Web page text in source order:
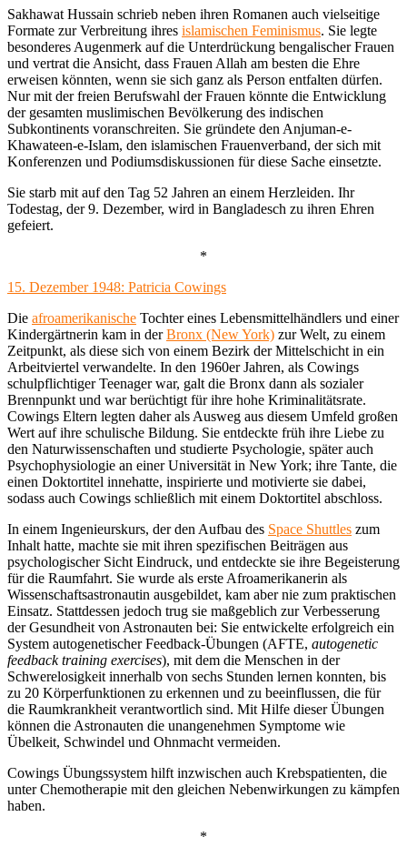
Sakhawat Hussain schrieb neben ihren Romanen auch vielseitige
Formate zur Verbreitung ihres islamischen Feminismus. Sie legte
besonderes Augenmerk auf die Unterdrückung bengalischer Frauen
und vertrat die Ansicht, dass Frauen Allah am besten die Ehre
erweisen könnten, wenn sie sich ganz als Person entfalten dürfen.
Nur mit der freien Berufswahl der Frauen könnte die Entwicklung
der gesamten muslimischen Bevölkerung des indischen
Subkontinents voranschreiten. Sie gründete den Anjuman-e-
Khawateen-e-Islam, den islamischen Frauenverband, der sich mit
Konferenzen und Podiumsdiskussionen für diese Sache einsetzte.
Sie starb mit auf den Tag 52 Jahren an einem Herzleiden. Ihr
Todestag, der 9. Dezember, wird in Bangladesch zu ihren Ehren
gefeiert.
*
15. Dezember 1948: Patricia Cowings
Die afroamerikanische Tochter eines Lebensmittelhändlers und einer
Kindergärtnerin kam in derBronx (New York) zur Welt, zu einem
Zeitpunkt, als diese sich von einem Bezirk der Mittelschicht in ein
Arbeitviertel verwandelte. In den 1960er Jahren, als Cowings
schulpflichtiger Teenager war, galt die Bronx dann als sozialer
Brennpunkt und war berüchtigt für ihre hohe Kriminalitätsrate.
Cowings Eltern legten daher als Ausweg aus diesem Umfeld großen
Wert auf ihre schulische Bildung. Sie entdeckte früh ihre Liebe zu
den Naturwissenschaften und studierte Psychologie, später auch
Psychophysiologie an einer Universität in New York; ihre Tante, die
einen Doktortitel innehatte, inspirierte und motivierte sie dabei,
sodass auch Cowings schließlich mit einem Doktortitel abschloss.
In einem Ingenieurskurs, der den Aufbau des Space Shuttles zum
Inhalt hatte, machte sie mit ihren spezifischen Beiträgen aus
psychologischer Sicht Eindruck, und entdeckte sie ihre Begeisterung
für die Raumfahrt. Sie wurde als erste Afroamerikanerin als
Wissenschaftsastronautin ausgebildet, kam aber nie zum praktischen
Einsatz. Stattdessen jedoch trug sie maßgeblich zur Verbesserung
der Gesundheit von Astronauten bei: Sie entwickelte erfolgreich ein
System autogenetischer Feedback-Übungen (AFTE, autogenetic
feedback training exercises), mit dem die Menschen in der
Schwerelosigkeit innerhalb von sechs Stunden lernen konnten, bis
zu 20 Körperfunktionen zu erkennen und zu beeinflussen, die für
die Raumkrankheit verantwortlich sind. Mit Hilfe dieser Übungen
können die Astronauten die unangenehmen Symptome wie
Übelkeit, Schwindel und Ohnmacht vermeiden.
Cowings Übungssystem hilft inzwischen auch Krebspatienten, die
unter Chemotherapie mit den gleichen Nebenwirkungen zu kämpfen
haben.
*